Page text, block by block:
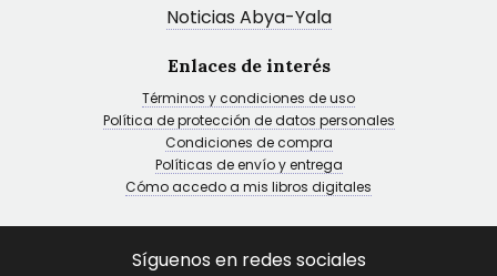
Noticias Abya-Yala
Enlaces de interés
Términos y condiciones de uso
Política de protección de datos personales
Condiciones de compra
Políticas de envío y entrega
Cómo accedo a mis libros digitales
Síguenos en redes sociales